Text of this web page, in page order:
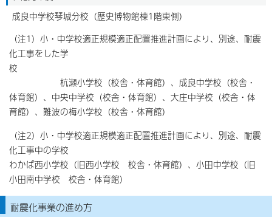
成良中学校琴城分校（歴史博物館棟1階東側）
（注1）小・中学校適正規模適正配置推進計画により、別途、耐震
化工事をした学
校
杭瀬小学校（校舎・体育館）、成良中学校（校舎・
体育館）、中央中学校（校舎・体育館）、大庄中学校（校舎・体
育館）、難波の梅小学校（校舎・体育館）
（注2）小・中学校適正規模適正配置推進計画により、別途、耐震
化工事中の学校
わかば西小学校（旧西小学校 校舎・体育館）、小田中学校（旧
小田南中学校 校舎・体育館）
耐震化事業の進め方